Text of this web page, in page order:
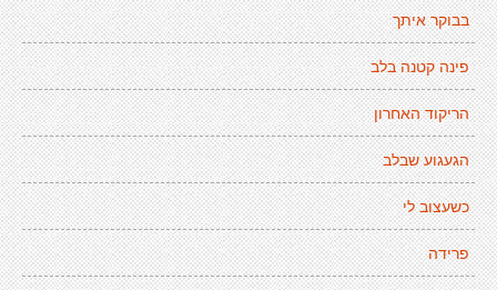
בבוקר איתך
פינה קטנה בלב
הריקוד האחרון
הגעגוע שבלב
כשעצוב לי
פרידה